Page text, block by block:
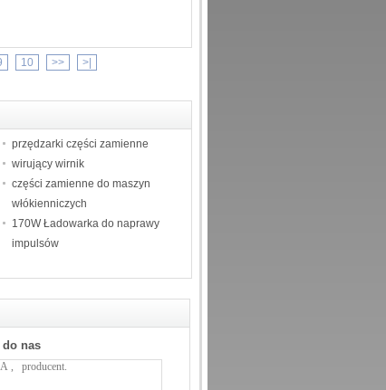
10 >> >|
przędzarki części zamienne
wirujący wirnik
części zamienne do maszyn
włókienniczych
170W Ładowarka do naprawy
impulsów
nas